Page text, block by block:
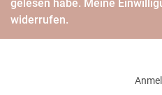
gelesen habe. Meine
widerrufen.